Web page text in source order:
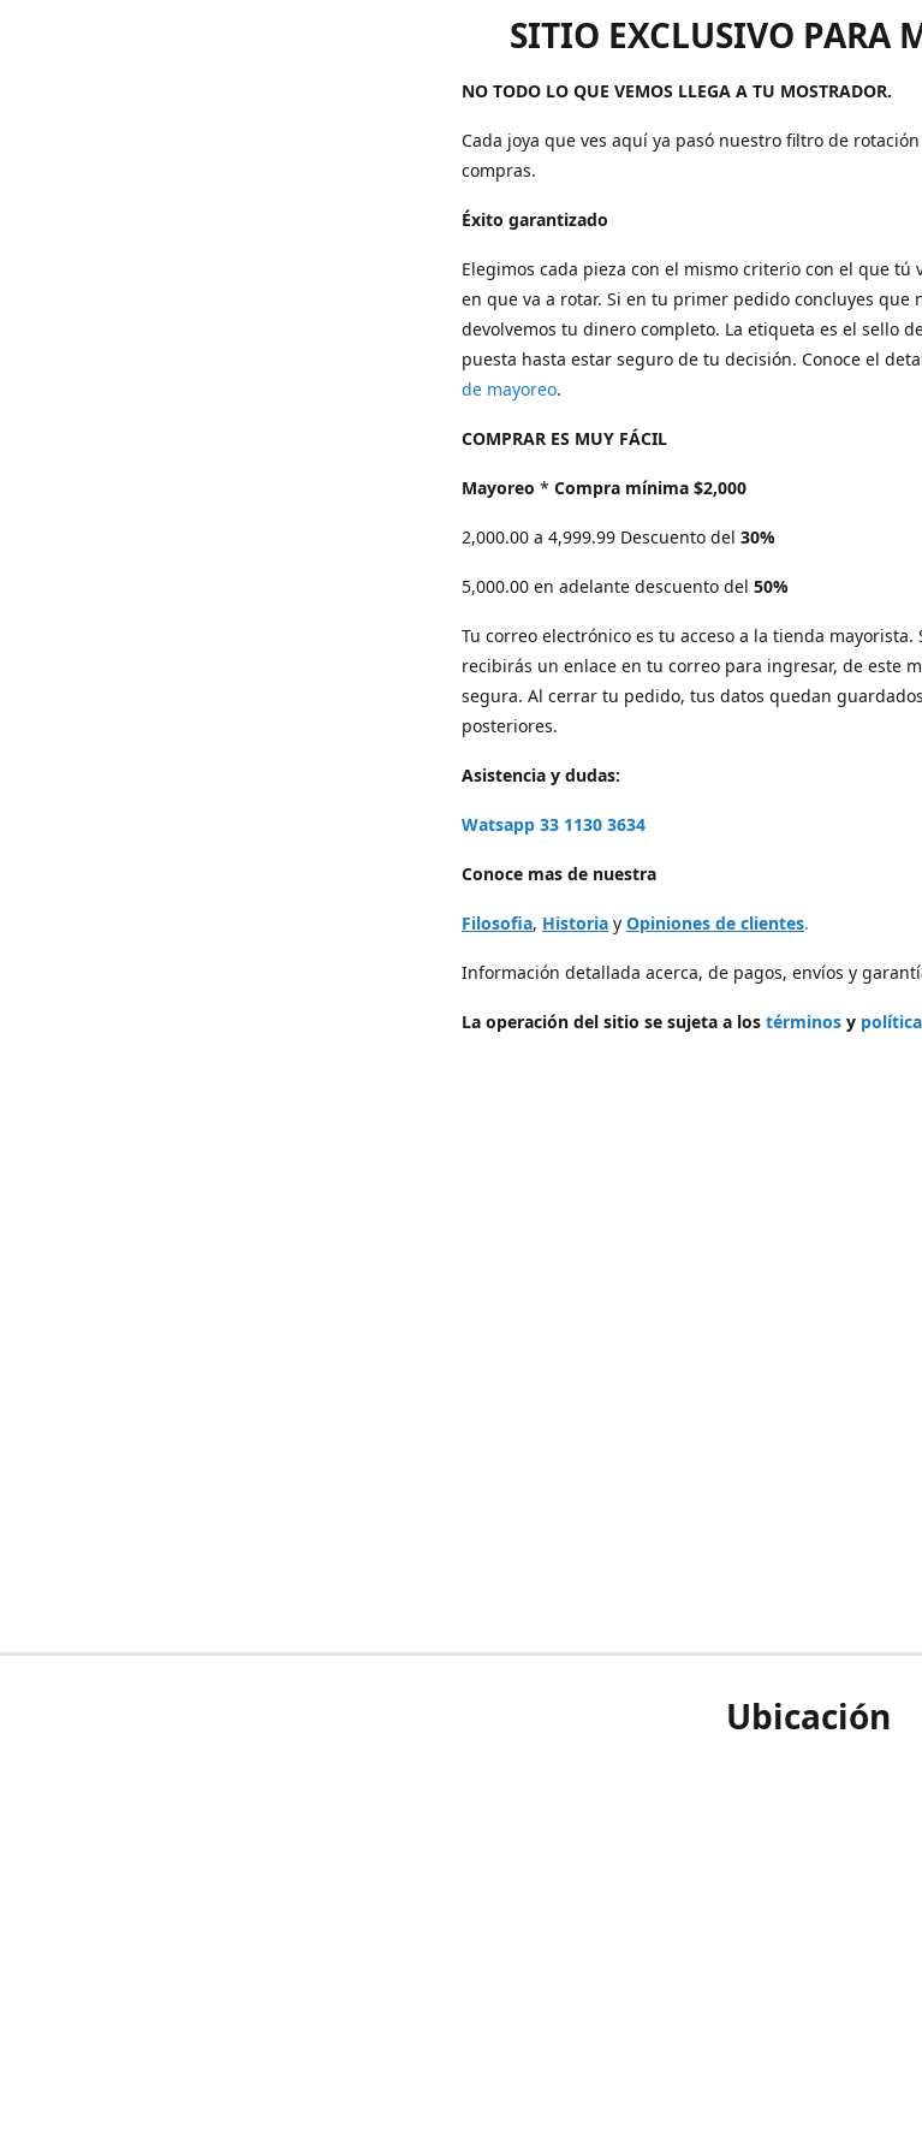
SITIO EXCLUSIVO PARA
NO TODO LO QUE VEMOS LLEGA A TU MOSTRADOR.
Cada joya que ves aquí ya pasó nuestro filtro de
compras.
Éxito garantizado
Elegimos cada pieza con el mismo criterio con el que tú
en que va a rotar. Si en tu primer pedido concluyes que
devolvemos tu dinero completo. La etiqueta es el sello
puesta hasta estar seguro de tu decisión. Conoce el
de mayoreo.
COMPRAR ES MUY FÁCIL
Mayoreo * Compra mínima $2,000
2,000.00 a 4,999.99 Descuento del 30%
5,000.00 en adelante descuento del 50%
Tu correo electrónico es tu acceso a la tienda mayorista.
recibirás un enlace en tu correo para ingresar, de este
segura. Al cerrar tu pedido, tus datos quedan
posteriores.
Asistencia y dudas:
Watsapp 33 1130 3634
Conoce mas de nuestra
Filosofia, Historia y Opiniones de clientes.
Información detallada acerca, de pagos, envíos y
La operación del sitio se sujeta a los términos y
Ubicación